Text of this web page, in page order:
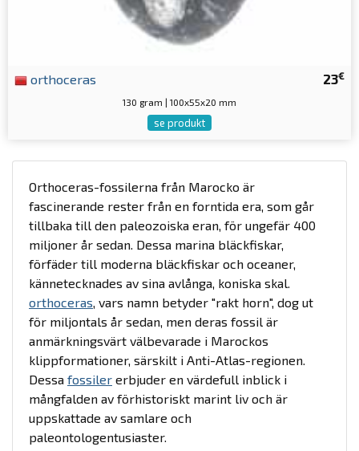
23€
orthoceras
130 gram | 100x55x20 mm
se produkt
Orthoceras-fossilerna från Marocko är
fascinerande rester från en forntida era, som går
tillbaka till den paleozoiska eran, för ungefär 400
miljoner år sedan. Dessa marina bläckfiskar,
förfäder till moderna bläckfiskar och oceaner,
kännetecknades av sina avlånga, koniska skal.
orthoceras, vars namn betyder "rakt horn", dog ut
för miljontals år sedan, men deras fossil är
anmärkningsvärt välbevarade i Marockos
klippformationer, särskilt i Anti-Atlas-regionen.
Dessa fossiler erbjuder en värdefull inblick i
mångfalden av förhistoriskt marint liv och är
uppskattade av samlare och
paleontologentusiaster.